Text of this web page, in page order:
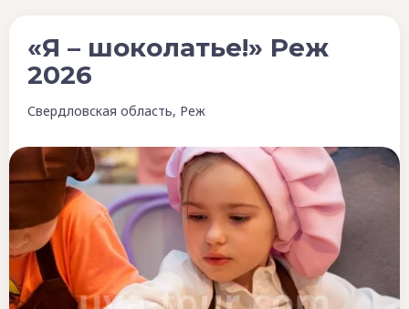
«Я – шоколатье!» Реж
2026
Свердловская область, Реж